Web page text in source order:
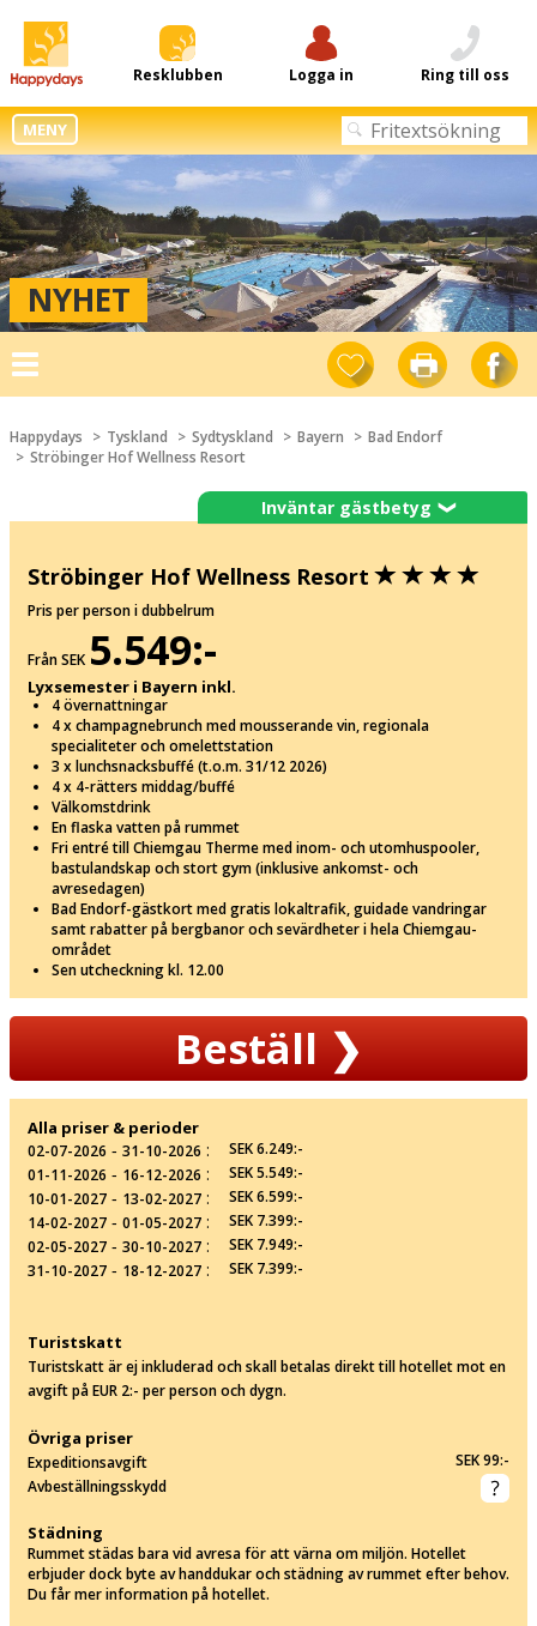
Resklubben Logga in Ring till oss
MENY
NYHET
Toggle
navigation
Happydays Tyskland Sydtyskland Bayern
Bad Endorf
Ströbinger Hof Wellness Resort
Inväntar gästbetyg❯
Ströbinger Hof Wellness Resort
Pris per person i dubbelrum
Från SEK 5.549:-
Lyxsemester i Bayern inkl.
4 övernattningar
4 x champagnebrunch med mousserande vin, regionala
specialiteter och omelettstation
3 x lunchsnacksbuffé (t.o.m. 31/12 2026)
4 x 4-rätters middag/buffé
Välkomstdrink
En flaska vatten på rummet
Fri entré till Chiemgau Therme med inom- och utomhuspooler,
bastulandskap och stort gym (inklusive ankomst- och
avresedagen)
Bad Endorf-gästkort med gratis lokaltrafik, guidade vandringar
samt rabatter på bergbanor och sevärdheter i hela Chiemgau-
området
Sen utcheckning kl. 12.00
Beställ❯
Alla priser & perioder
02-07-2026 ‐ 31-10-2026 :
SEK 6.249:-
01-11-2026 ‐ 16-12-2026 :
SEK 5.549:-
10-01-2027 ‐ 13-02-2027 :
SEK 6.599:-
14-02-2027 ‐ 01-05-2027 :
SEK 7.399:-
02-05-2027 ‐ 30-10-2027 :
SEK 7.949:-
31-10-2027 ‐ 18-12-2027 : SEK 7.399:-
Turistskatt
Turistskatt är ej inkluderad och skall betalas direkt till hotellet mot en
avgift på EUR 2:- per person och dygn.
Övriga priser
Expeditionsavgift
SEK 99:-
Avbeställningsskydd
Städning
Rummet städas bara vid avresa för att värna om miljön. Hotellet
erbjuder dock byte av handdukar och städning av rummet efter behov.
Du får mer information på hotellet.